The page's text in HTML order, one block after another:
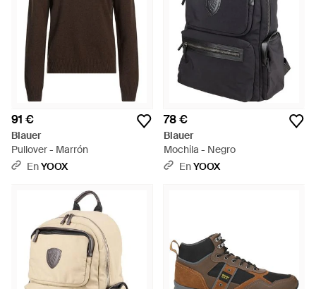
91 €
Blauer
Pullover - Marrón
EnYOOX
78 €
Blauer
Mochila - Negro
EnYOOX